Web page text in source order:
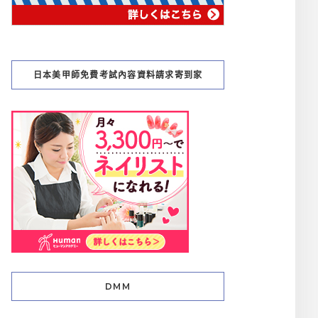
日本美甲師免費考試內容資料請求寄到家
DMM